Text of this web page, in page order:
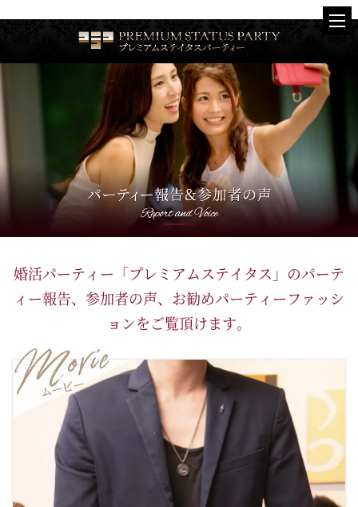
婚活パーティー「プレミアムステイタス」のパーテ
ィー報告、参加者の声、お勧めパーティーファッシ
ョンをご覧頂けます。